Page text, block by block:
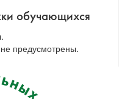
обучающихся
предусмотрены.